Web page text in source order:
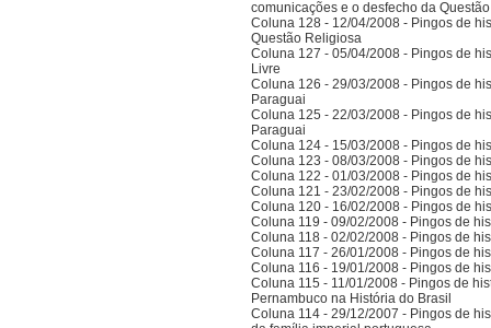
comunicações e o desfecho da
Coluna 128 - 12/04/2008 - Pingos de
Questão Religiosa
Coluna 127 - 05/04/2008 - Pingos de
Livre
Coluna 126 - 29/03/2008 - Pingos de
Paraguai
Coluna 125 - 22/03/2008 - Pingos de
Paraguai
Coluna 124 - 15/03/2008 - Pingos de
Coluna 123 - 08/03/2008 - Pingos de
Coluna 122 - 01/03/2008 - Pingos de
Coluna 121 - 23/02/2008 - Pingos de
Coluna 120 - 16/02/2008 - Pingos de
Coluna 119 - 09/02/2008 - Pingos de
Coluna 118 - 02/02/2008 - Pingos de
Coluna 117 - 26/01/2008 - Pingos de
Coluna 116 - 19/01/2008 - Pingos de
Coluna 115 - 11/01/2008 - Pingos de
Pernambuco na História do Brasil
Coluna 114 - 29/12/2007 - Pingos de